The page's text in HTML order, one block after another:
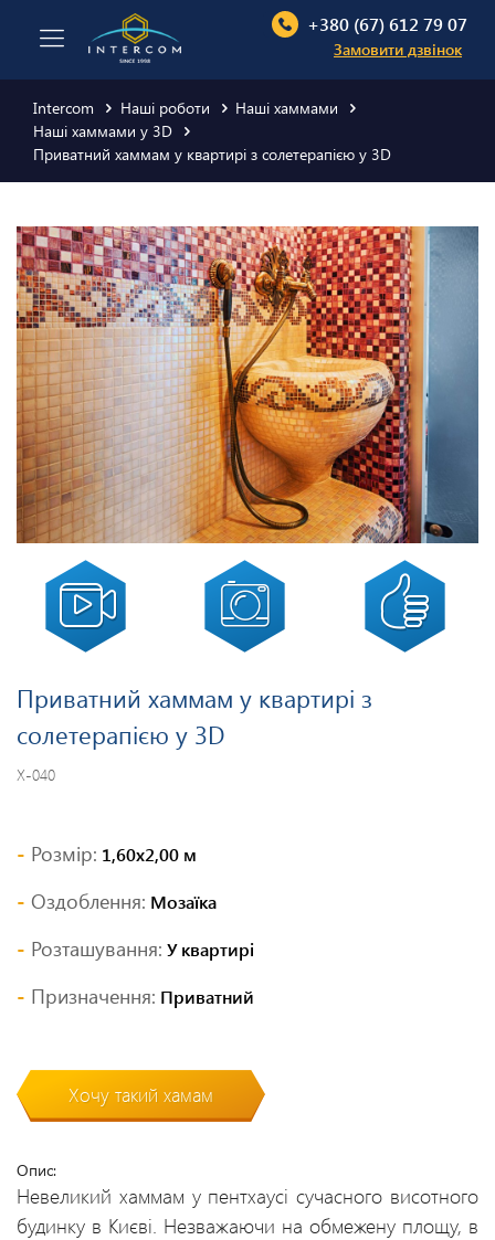
+380 (67) 612 79 07
Замовити дзвінок
Intercom Наші роботи
Наші хаммами
Наші хаммами у 3D
Приватний хаммам у квартирі з солетерапією у 3D
Приватний хаммам у квартирі з
солетерапією у 3D
Х-040
Розмір: 1,60х2,00 м
Оздоблення: Мозаїка
Розташування: У квартирі
Призначення: Приватний
Хочу такий хамам
Опис:
Невеликий хаммам у пентхаусі сучасного висотного
будинку в Києві. Незважаючи на обмежену площу, в